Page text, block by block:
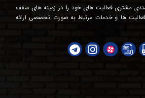
مشتری فعالیت های خود را در زمینه های سقف
ها و خدمات مرتبط به صورت تخصصی ارائه